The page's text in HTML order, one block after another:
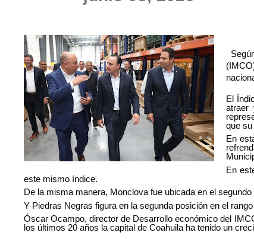
El
atraer
que
En
En
este mismo índice.
De la misma manera, Monclova fue ubicada en el
Y Piedras Negras figura en la segunda posición en el
Óscar Ocampo, director de Desarrollo económico del
los últimos 20 años la capital de Coahuila ha tenido un